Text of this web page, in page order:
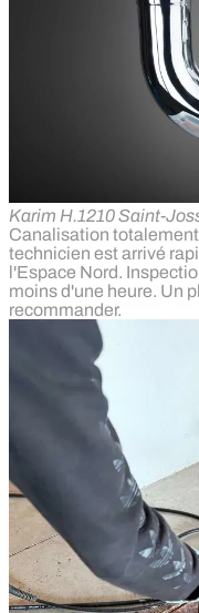
Karim H.1210 Saint-
Canalisation
technicien est arrivé
l'Espace Nord.
moins d'une heure. Un
recommander.